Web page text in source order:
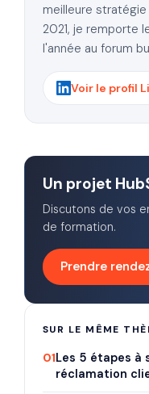
meilleure stratégie
2021, je remporte
l'année au forum
Voir le profil
Un projet
Discutons de vos
de formation.
Prendre
SUR LE MÊME
01Les 5 étapes à
réclamation